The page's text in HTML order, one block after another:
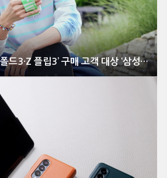
삼성전자, ‘갤럭시 Z 폴드3·Z 플립3’ 구매 고객 대상 ‘삼성케어플러스 케이스구독형’ 서비스 출시